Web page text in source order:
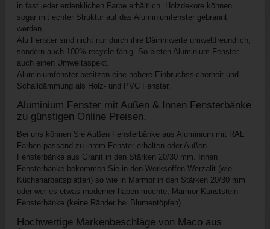
in fast jeder erdenklichen Farbe erhältlich. Holzdekore können
sogar mit echter Struktur auf das Aluminiumfenster gebrannt
werden.
Alu Fenster sind nicht nur durch ihre Dämmwerte umweltfreundlich,
sondern auch 100% recycle fähig. So bieten Aluminium-Fenster
auch einen Umweltaspekt.
Aluminiumfenster besitzen eine höhere Einbruchssicherheit und
Schalldämmung als Holz- und PVC Fenster.
Aluminium Fenster mit Außen & Innen Fensterbänke
zu günstigen Online Preisen.
Bei uns können Sie Außen Fensterbänke aus Aluminium mit RAL
Farben passend zu ihrem Fenster erhalten oder Außen
Fensterbänke aus Granit in den Stärken 20/30 mm. Innen
Fensterbänke bekommen Sie in den Werksoffen Werzalit (wie
Küchenarbeitsplatten) so wie in Marmor in den Stärken 20/30 mm
oder wer es etwas moderner haben möchte, Marmor Kunststein
Fensterbänke (keine Ränder bei Blumentöpfen).
Hochwertige Markenbeschläge von Maco aus